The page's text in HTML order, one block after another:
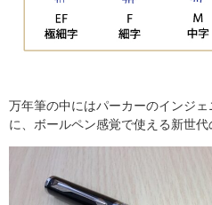
万年筆の中にはパーカーのインジ
に、ボールペン感覚で使える新世代